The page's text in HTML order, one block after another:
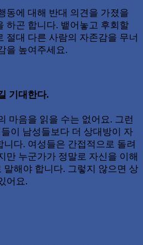
동에 대해 반대 의견을 가졌을
하곤 합니다. 뱉어놓고 후회할
절대 다른 사람의 자존감을 무너
을 높여주세요.
기대한다.
마음을 읽을 수는 없어요. 그런
이 남성들보다 더 상대방이 자
다. 여성들은 간접적으로 돌려
만 누군가가 정말로 자신을 이해
해야 합니다. 그렇지 않으면 상
어요.